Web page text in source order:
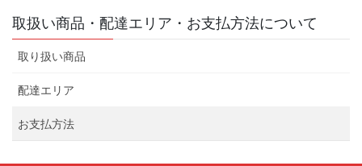
取扱い商品・配達エリア・お支払方法について
取り扱い商品
配達エリア
お支払方法